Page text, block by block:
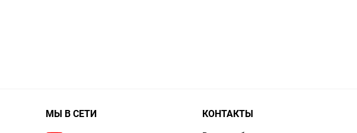
МЫ В СЕТИ КОНТАКТЫ